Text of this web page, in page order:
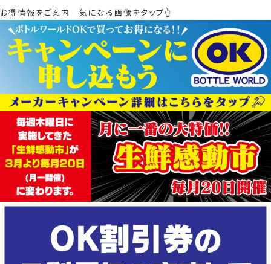
お得情報をご案内 気になる画像をタップ👆